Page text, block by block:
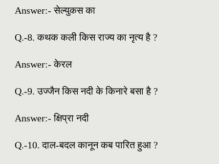
Answer:-सेल्युकस का
Q.-8. कथक कली किस राज्य का नृत्य है ?
Answer:-केरल
Q.-9. उज्जैन किस नदी के किनारे बसा है ?
Answer:-क्षिप्रा नदी
Q.-10. दाल-बदल कानून कब पारित हुआ ?